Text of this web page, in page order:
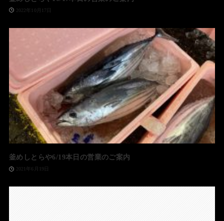
2022年10月17日
釜めしとらや6/19本日の営業のご案内
2021年6月19日